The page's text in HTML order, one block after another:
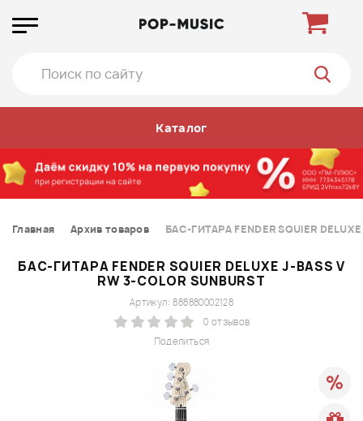
Каталог
Главная Архив товаров БАС-ГИТАРА FENDER SQUIER
БАС-ГИТАРА FENDER SQUIER DELUXE J-BASS V
RW 3-COLOR SUNBURST
Поделиться
Артикул: 888880002128
0 отзывов